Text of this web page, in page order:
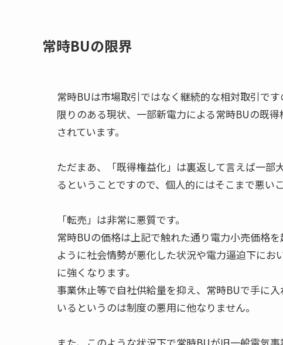
常時BUの限界
常時BUは市場取引ではなく継続的な相対取引で
限りのある現状、一部新電力による常時BUの既
されています。
ただまあ、「既得権益化」は裏返して言えば一部
るということですので、個人的にはそこまで悪い
「転売」は非常に悪質です。
常時BUの価格は上記で触れた通り電力小売価格
ように社会情勢が悪化した状況や電力逼迫下に
に強くなります。
事業休止等で自社供給量を抑え、常時BUで手に
いるというのは制度の悪用に他なりません。